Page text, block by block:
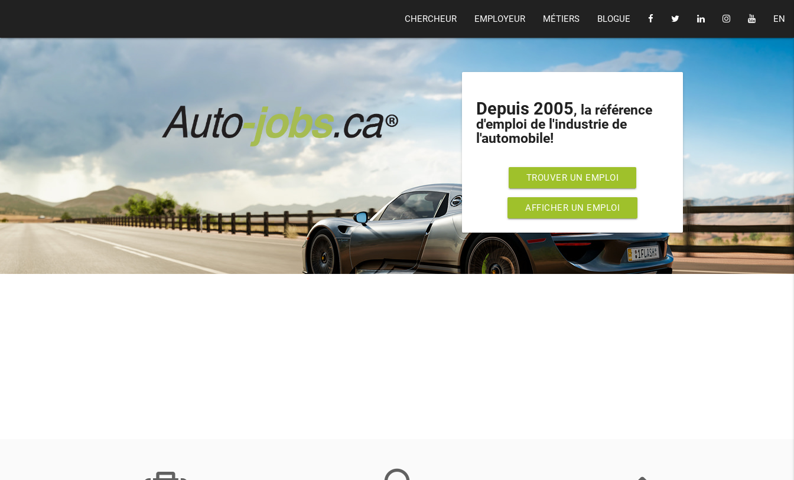
CHERCHEUR EMPLOYEUR MÉTIERS BLOGUE EN
Depuis 2005, la référence
d'emploi de l'industrie de
l'automobile!
TROUVER UN EMPLOI
AFFICHER UN EMPLOI